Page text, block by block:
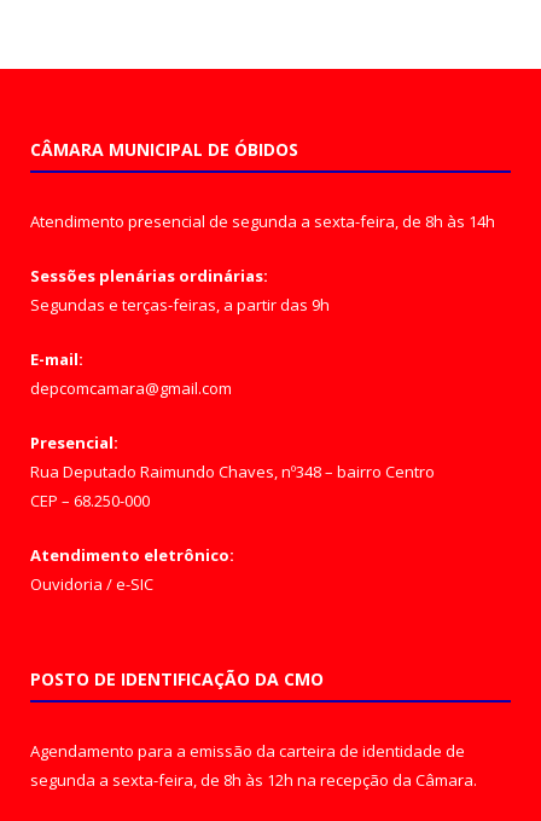
CÂMARA MUNICIPAL DE ÓBIDOS
Atendimento presencial de segunda a sexta-feira, de 8h às 14h
Sessões plenárias ordinárias:
Segundas e terças-feiras, a partir das 9h
E-mail:
depcomcamara@gmail.com
Presencial:
Rua Deputado Raimundo Chaves, nº348 – bairro Centro
CEP – 68.250-000
Atendimento eletrônico:
Ouvidoria /e-SIC
POSTO DE IDENTIFICAÇÃO DA CMO
Agendamento para a emissão da carteira de identidade de
segunda a sexta-feira, de 8h às 12h na recepção da Câmara.